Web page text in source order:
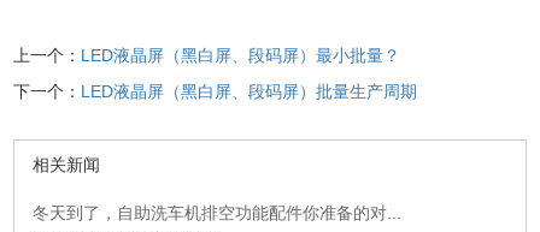
上一个： LED液晶屏（黑白屏、段码屏）最小批量？
下一个： LED液晶屏（黑白屏、段码屏）批量生产周期
相关新闻
冬天到了，自助洗车机排空功能配件你准备的对...